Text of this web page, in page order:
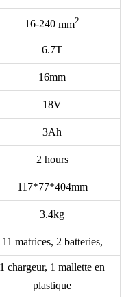
16-240mm2
6.7T
16mm
18V
3Ah
2 hours
117*77*404mm
3.4kg
11 matrices, 2 batteries,
1 chargeur, 1 mallette en
plastique